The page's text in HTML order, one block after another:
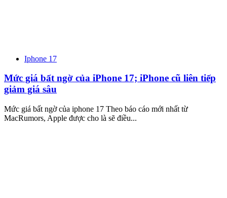
Iphone 17
Mức giá bất ngờ của iPhone 17; iPhone cũ liên tiếp
giảm giá sâu
Mức giá bất ngờ của iphone 17 Theo báo cáo mới nhất từ
MacRumors, Apple được cho là sẽ điều...